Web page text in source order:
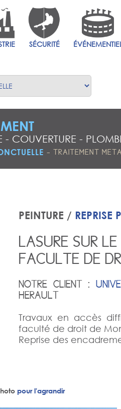
SÉCURITÉ
- COUVERTURE -
- TRAITEMENT
PEINTURE / REPRISE
LASURE SUR
FACULTE DE
NOTRE CLIENT :
HERAULT
Travaux en accès
faculté de droit de
Reprise des
pour l'agrandir